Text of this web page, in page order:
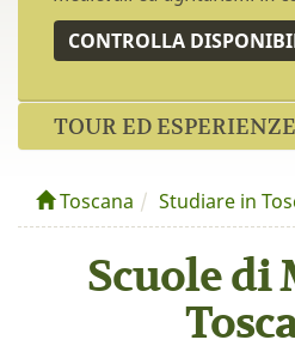
CONTROLLA
TOUR ED ESPERIENZE
Toscana Studiare in
Scuole di